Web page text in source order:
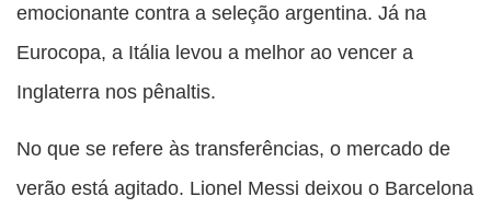
emocionante contra a seleção argentina. Já na
Eurocopa, a Itália levou a melhor ao vencer a
Inglaterra nos pênaltis.
No que se refere às transferências, o mercado de
verão está agitado. Lionel Messi deixou o Barcelona